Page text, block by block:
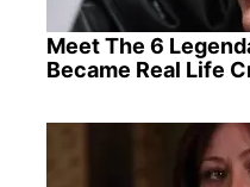
Meet The 6
Became Real Life